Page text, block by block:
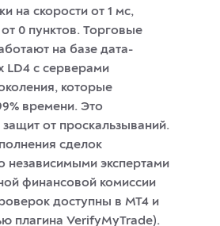
на скорости от 1 мс,
0 пунктов. Торговые
на базе дата-
LD4 с серверами
которые
времени. Это
защит от проскальзываний.
сделок
независимыми экспертами
финансовой комиссии
доступны в МТ4 и
плагина VerifyMyTrade).